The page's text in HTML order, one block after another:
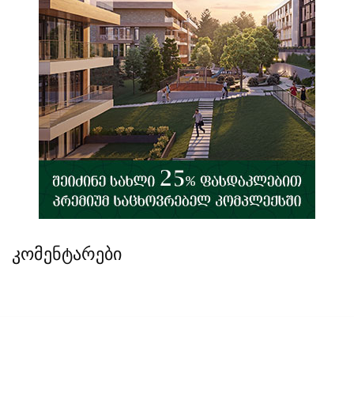
კომენტარები